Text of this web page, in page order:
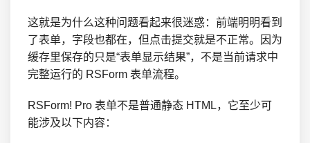
这就是为什么这种问题看起来很迷惑：前端明明看到
了表单，字段也都在，但点击提交就是不正常。因为
缓存里保存的只是“表单显示结果”，不是当前请求中
完整运行的 RSForm 表单流程。
RSForm! Pro 表单不是普通静态 HTML，它至少可
能涉及以下内容：